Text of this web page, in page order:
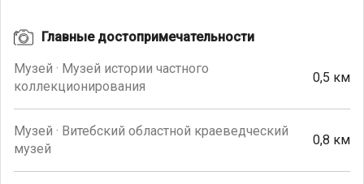
Главные достопримечательности
Музей · Музей истории частного
коллекционирования
0,5 км
Музей · Витебский областной краеведческий
музей
0,8 км